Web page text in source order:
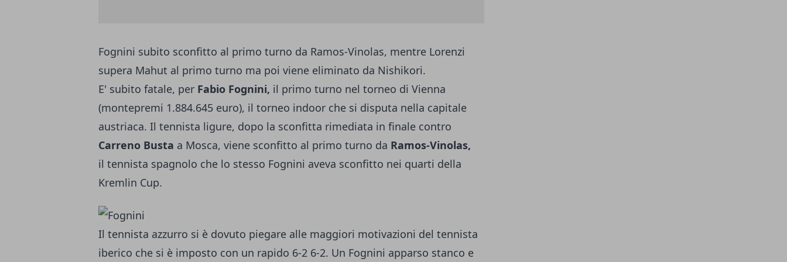
Fognini subito sconfitto al primo turno da Ramos-Vinolas, mentre Lorenzi
supera Mahut al primo turno ma poi viene eliminato da Nishikori.
E' subito fatale, per Fabio Fognini, il primo turno nel torneo di Vienna
(montepremi 1.884.645 euro), il torneo indoor che si disputa nella capitale
austriaca. Il tennista ligure, dopo la sconfitta rimediata in finale contro
Carreno Busta a Mosca, viene sconfitto al primo turno da Ramos-Vinolas,
il tennista spagnolo che lo stesso Fognini aveva sconfitto nei quarti della
Kremlin Cup.
Il tennista azzurro si è dovuto piegare alle maggiori motivazioni del tennista
iberico che si è imposto con un rapido 6-2 6-2. Un Fognini apparso stanco e